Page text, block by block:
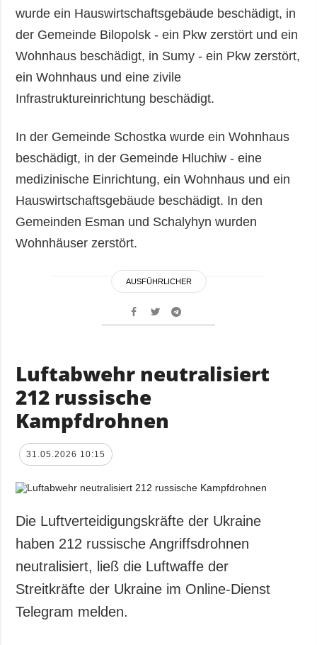
wurde ein Hauswirtschaftsgebäude beschädigt, in
der Gemeinde Bilopolsk - ein Pkw zerstört und ein
Wohnhaus beschädigt, in Sumy - ein Pkw zerstört,
ein Wohnhaus und eine zivile
Infrastruktureinrichtung beschädigt.
In der Gemeinde Schostka wurde ein Wohnhaus
beschädigt, in der Gemeinde Hluchiw - eine
medizinische Einrichtung, ein Wohnhaus und ein
Hauswirtschaftsgebäude beschädigt. In den
Gemeinden Esman und Schalyhyn wurden
Wohnhäuser zerstört.
AUSFÜHRLICHER
Luftabwehr neutralisiert
212 russische
Kampfdrohnen
31.05.2026 10:15
Die Luftverteidigungskräfte der Ukraine
haben 212 russische Angriffsdrohnen
neutralisiert, ließ die Luftwaffe der
Streitkräfte der Ukraine im Online-Dienst
Telegram melden.